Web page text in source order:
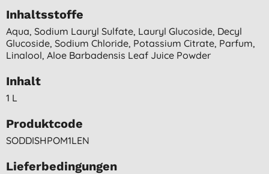
Inhaltsstoffe
Aqua, Sodium Lauryl Sulfate, Lauryl Glucoside, Decyl
Glucoside, Sodium Chloride, Potassium Citrate, Parfum,
Linalool, Aloe Barbadensis Leaf Juice Powder
Inhalt
1 L
Produktcode
SODDISHPOM1LEN
Lieferbedingungen